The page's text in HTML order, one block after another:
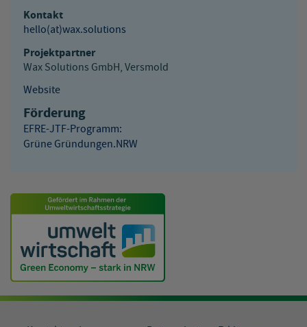
Kontakt
hello(at)wax.solutions
Projektpartner
Wax Solutions GmbH, Versmold
Website
Förderung
EFRE-JTF-Programm:
Grüne Gründungen.NRW